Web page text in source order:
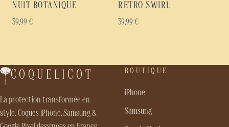
NUIT BOTANIQUE
39,99 €
RETRO SWIRL
39,99 €
COQUELICOT
La protection transformée en
style. Coques iPhone, Samsung &
BOUTIQUE
iPhone
Samsung